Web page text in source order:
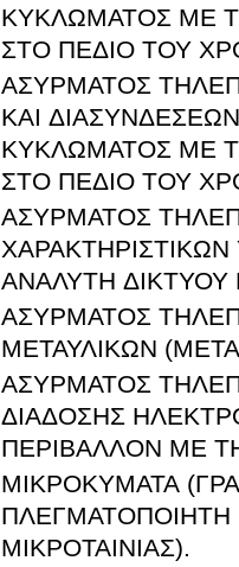
ΚΥΚΛΩΜΑΤΟΣ ΜΕ
ΣΤΟ ΠΕΔΙΟ ΤΟΥ
ΑΣΥΡΜΑΤΟΣ
ΚΑΙ
ΚΥΚΛΩΜΑΤΟΣ ΜΕ
ΣΤΟ ΠΕΔΙΟ ΤΟΥ
ΑΣΥΡΜΑΤΟΣ
ΑΝΑΛΥΤΗ ΔΙΚΤΥΟΥ
ΑΣΥΡΜΑΤΟΣ
ΜΕΤΑΥΛΙΚΩΝ
ΑΣΥΡΜΑΤΟΣ
ΔΙΑΔΟΣΗΣ
ΠΕΡΙΒΑΛΛΟΝ ΜΕ
ΜΙΚΡΟΚΥΜΑΤΑ
ΠΛΕΓΜΑΤΟΠΟΙΗΤΗ
ΜΙΚΡΟΤΑΙΝΙΑΣ).